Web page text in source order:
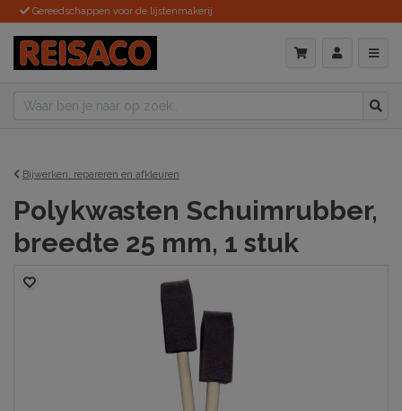
Gereedschappen voor de lijstenmakerij
Bijwerken, repareren en afkleuren
Polykwasten Schuimrubber,
breedte 25 mm, 1 stuk